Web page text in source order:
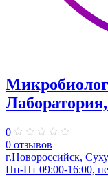
0
0 отзывов
г.Новороссийск,
Пн-Пт 09:00-16:00,